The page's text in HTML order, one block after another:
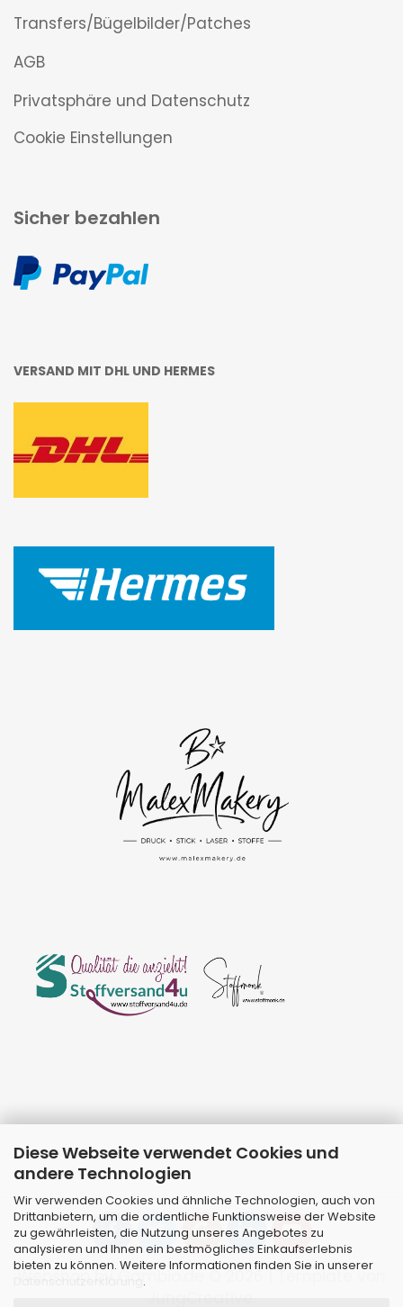
Diese Webseite verwendet Cookies und
andere Technologien
Wir verwenden Cookies und ähnliche Technologien, auch von
Drittanbietern, um die ordentliche Funktionsweise der Website
zu gewährleisten, die Nutzung unseres Angebotes zu
analysieren und Ihnen ein bestmögliches Einkaufserlebnis
bieten zu können. Weitere Informationen finden Sie in unserer
.
Transfers/Bügelbilder/Patches
AGB
Privatsphäre und Datenschutz
Cookie Einstellungen
Sicher bezahlen
VERSAND MIT DHL UND HERMES
Webshopby Gambio.de © 2026 | Template von